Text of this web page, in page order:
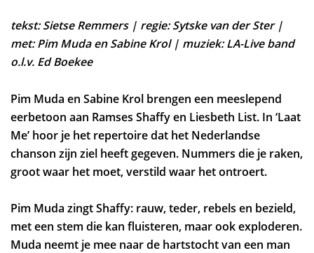
tekst: Sietse Remmers | regie: Sytske van der Ster |
met: Pim Muda en Sabine Krol | muziek: LA-Live band
o.l.v. Ed Boekee
Pim Muda en Sabine Krol brengen een meeslepend
eerbetoon aan Ramses Shaffy en Liesbeth List. In ‘Laat
Me’ hoor je het repertoire dat het Nederlandse
chanson zijn ziel heeft gegeven. Nummers die je raken,
groot waar het moet, verstild waar het ontroert.
Pim Muda zingt Shaffy: rauw, teder, rebels en bezield,
met een stem die kan fluisteren, maar ook exploderen.
Muda neemt je mee naar de hartstocht van een man
in